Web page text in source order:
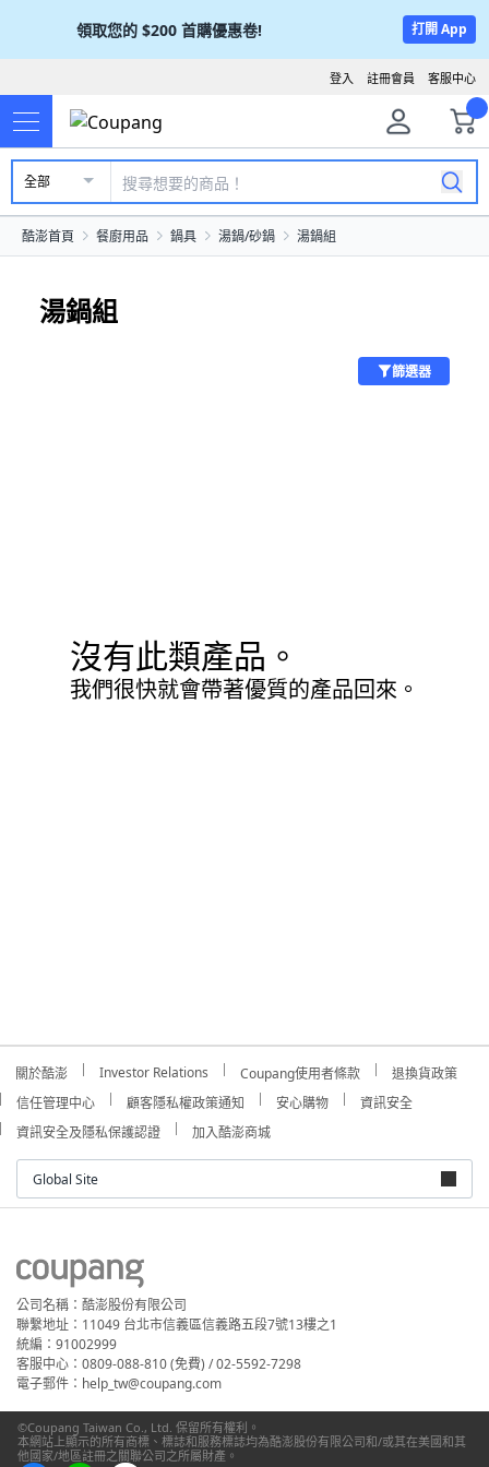
領取您的 $200 首購優惠卷! 打開 App
客服中心
註冊會員
登入
全部
酷澎首頁 餐廚用品 鍋具 湯鍋/砂鍋 湯鍋組
湯鍋組
篩選器
沒有此類產品。
我們很快就會帶著優質的產品回來。
關於酷澎 Investor Relations Coupang使用者條款
退換貨政策
信任管理中心
顧客隱私權政策通知 安心購物
資訊安全
資訊安全及隱私保護認證
加入酷澎商城
Global Site
公司名稱：酷澎股份有限公司
聯繫地址：11049 台北市信義區信義路五段7號13樓之1
統編：91002999
客服中心：0809-088-810 (免費) / 02-5592-7298
電子郵件：help_tw@coupang.com
©Coupang Taiwan Co., Ltd. 保留所有權利。
本網站上顯示的所有商標、標誌和服務標誌均為酷澎股份有限公司和/或其在美國和其
他國家/地區註冊之關聯公司之所屬財產。